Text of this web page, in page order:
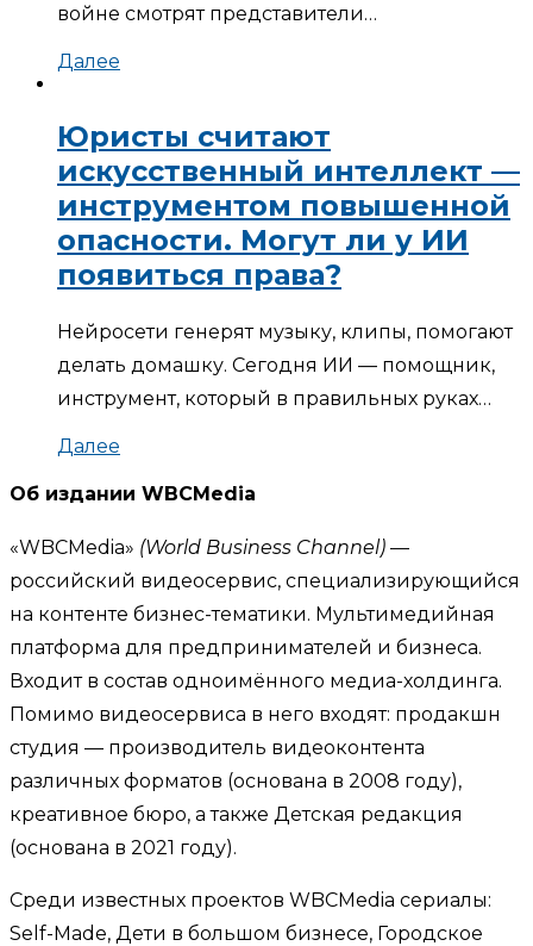
войне смотрят представители…
Далее
Юристы считают
искусственный интеллект —
инструментом повышенной
опасности. Могут ли у ИИ
появиться права?
Нейросети генерят музыку, клипы, помогают
делать домашку. Сегодня ИИ — помощник,
инструмент, который в правильных руках…
Далее
Об издании WBCMedia
«WBCMedia» (World Business Channel) —
российский видеосервис, специализирующийся
на контенте бизнес-тематики. Мультимедийная
платформа для предпринимателей и бизнеса.
Входит в состав одноимённого медиа-холдинга.
Помимо видеосервиса в него входят: продакшн
студия — производитель видеоконтента
различных форматов (основана в 2008 году),
креативное бюро, а также Детская редакция
(основана в 2021 году).
Среди известных проектов WBCMedia сериалы:
Self-Made, Дети в большом бизнесе, Городское